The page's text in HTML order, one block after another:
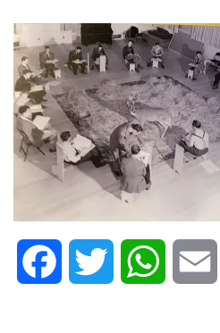
Facebook Twitter WhatsApp